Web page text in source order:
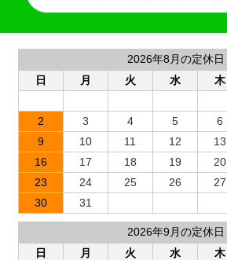
2026年8月の定休日
日
月 火 水 木
2
3 4 5 6
9
10 11 12 13
16
17 18 19 20
23
24 25 26 27
30
31
2026年9月の定休日
日
月 火 水 木